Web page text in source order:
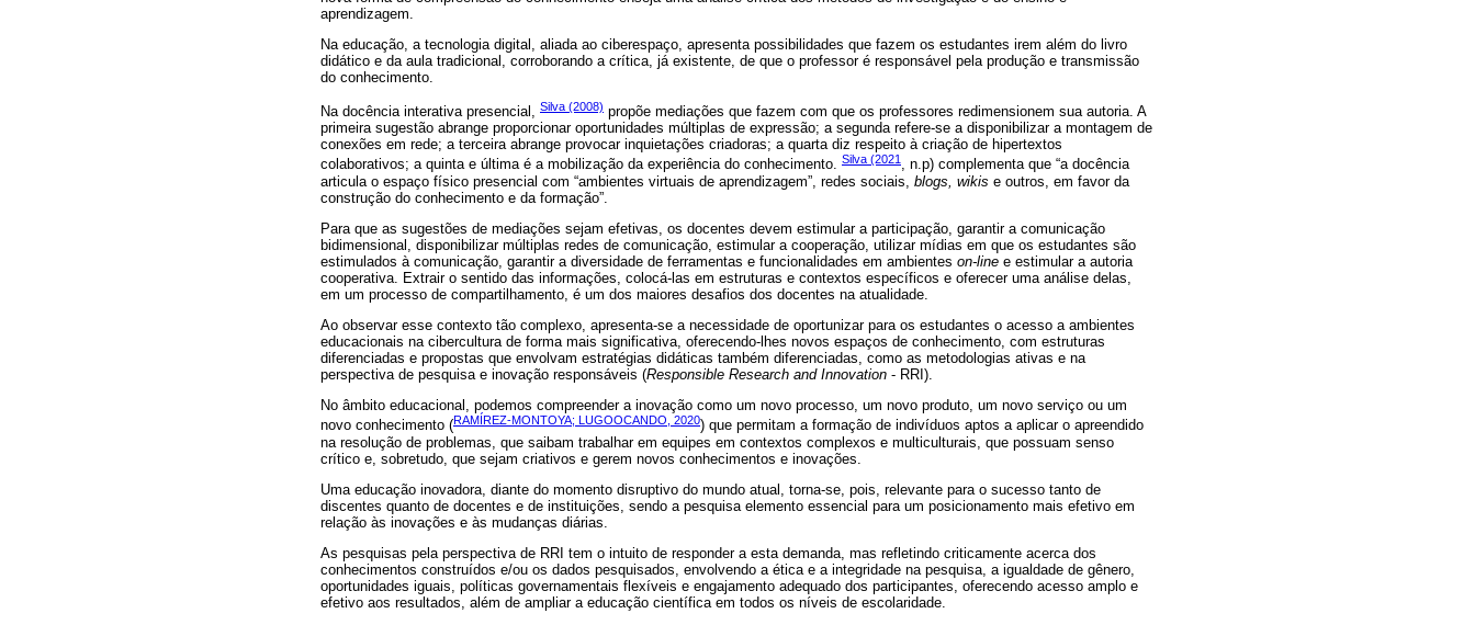
aprendizagem.
Na educação, a tecnologia digital, aliada ao ciberespaço, apresenta possibilidades que fazem os estudantes irem além do livro
didático e da aula tradicional, corroborando a crítica, já existente, de que o professor é responsável pela produção e transmissão
do conhecimento.
Na docência interativa presencial, Silva (2008) propõe mediações que fazem com que os professores redimensionem sua autoria. A
primeira sugestão abrange proporcionar oportunidades múltiplas de expressão; a segunda refere-se a disponibilizar a montagem de
conexões em rede; a terceira abrange provocar inquietações criadoras; a quarta diz respeito à criação de hipertextos
colaborativos; a quinta e última é a mobilização da experiência do conhecimento. Silva (2021 , n.p) complementa que “a docência
articula o espaço físico presencial com “ambientes virtuais de aprendizagem”, redes sociais, blogs, wikis e outros, em favor da
construção do conhecimento e da formação”.
Para que as sugestões de mediações sejam efetivas, os docentes devem estimular a participação, garantir a comunicação
bidimensional, disponibilizar múltiplas redes de comunicação, estimular a cooperação, utilizar mídias em que os estudantes são
estimulados à comunicação, garantir a diversidade de ferramentas e funcionalidades em ambientes on-line e estimular a autoria
cooperativa. Extrair o sentido das informações, colocá-las em estruturas e contextos específicos e oferecer uma análise delas,
em um processo de compartilhamento, é um dos maiores desafios dos docentes na atualidade.
Ao observar esse contexto tão complexo, apresenta-se a necessidade de oportunizar para os estudantes o acesso a ambientes
educacionais na cibercultura de forma mais significativa, oferecendo-lhes novos espaços de conhecimento, com estruturas
diferenciadas e propostas que envolvam estratégias didáticas também diferenciadas, como as metodologias ativas e na
perspectiva de pesquisa e inovação responsáveis (Responsible Research and Innovation - RRI).
No âmbito educacional, podemos compreender a inovação como um novo processo, um novo produto, um novo serviço ou um
novo conhecimento (RAMÍREZ-MONTOYA; LUGOOCANDO, 2020) que permitam a formação de indivíduos aptos a aplicar o apreendido
na resolução de problemas, que saibam trabalhar em equipes em contextos complexos e multiculturais, que possuam senso
crítico e, sobretudo, que sejam criativos e gerem novos conhecimentos e inovações.
Uma educação inovadora, diante do momento disruptivo do mundo atual, torna-se, pois, relevante para o sucesso tanto de
discentes quanto de docentes e de instituições, sendo a pesquisa elemento essencial para um posicionamento mais efetivo em
relação às inovações e às mudanças diárias.
As pesquisas pela perspectiva de RRI tem o intuito de responder a esta demanda, mas refletindo criticamente acerca dos
conhecimentos construídos e/ou os dados pesquisados, envolvendo a ética e a integridade na pesquisa, a igualdade de gênero,
oportunidades iguais, políticas governamentais flexíveis e engajamento adequado dos participantes, oferecendo acesso amplo e
efetivo aos resultados, além de ampliar a educação científica em todos os níveis de escolaridade.